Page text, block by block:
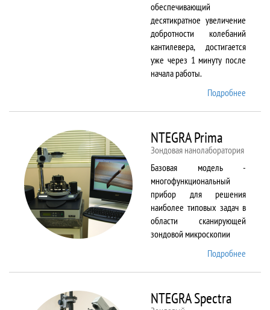
обеспечивающий
десятикратное увеличение
добротности колебаний
кантилевера, достигается
уже через 1 минуту после
начала работы.
Подробнее
NTEGRA Prima
Зондовая нанолаборатория
Базовая модель -
многофункциональный
прибор для решения
наиболее типовых задач в
области сканирующей
зондовой микроскопии
Подробнее
NTEGRA Spectra